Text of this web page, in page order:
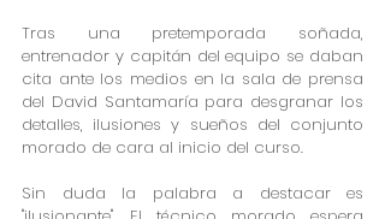
Tras una pretemporada soñada,
entrenador y capitán del equipo se daban
cita ante los medios en la sala de prensa
del David Santamaría para desgranar los
detalles, ilusiones y sueños del conjunto
morado de cara al inicio del curso.
Sin duda la palabra a destacar es